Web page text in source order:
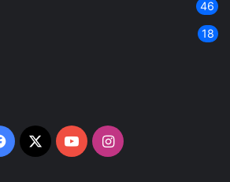
46
18
Facebook
X YouTubeInstagram